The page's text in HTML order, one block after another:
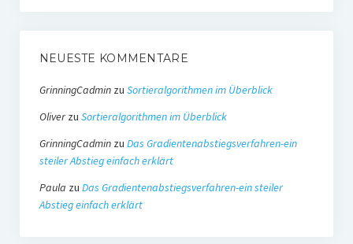
NEUESTE KOMMENTARE
GrinningCadminzu Sortieralgorithmen im Überblick
Oliverzu Sortieralgorithmen im Überblick
GrinningCadminzu Das Gradientenabstiegsverfahren-ein
steiler Abstieg einfach erklärt
Paula zu Das Gradientenabstiegsverfahren-ein steiler
Abstieg einfach erklärt